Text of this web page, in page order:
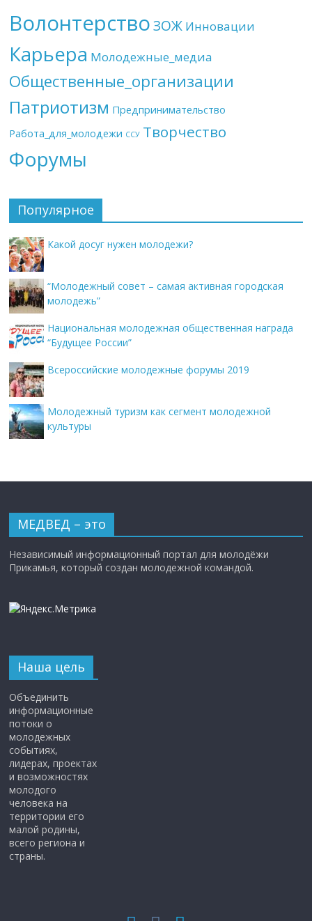
Волонтерство ЗОЖ Инновации
Карьера Молодежные_медиа
Общественные_организации
Патриотизм Предпринимательство
Работа_для_молодежи ССУ Творчество
Форумы
Популярное
Какой досуг нужен молодежи?
“Молодежный совет – самая активная городская
молодежь”
Национальная молодежная общественная награда
“Будущее России”
Всероссийские молодежные форумы 2019
Молодежный туризм как сегмент молодежной
культуры
МЕДВЕД – это
Независимый информационный портал для молодёжи
Прикамья, который создан молодежной командой.
Наша цель
Объединить
информационные
потоки о
молодежных
событиях,
лидерах, проектах
и возможностях
молодого
человека на
территории его
малой родины,
всего региона и
страны.